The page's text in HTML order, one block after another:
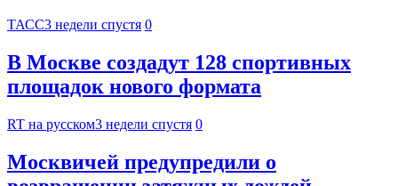
ТАСС3 недели спустя 0
В Москве создадут 128 спортивных
площадок нового формата
RT на русском3 недели спустя 0
Москвичей предупредили о